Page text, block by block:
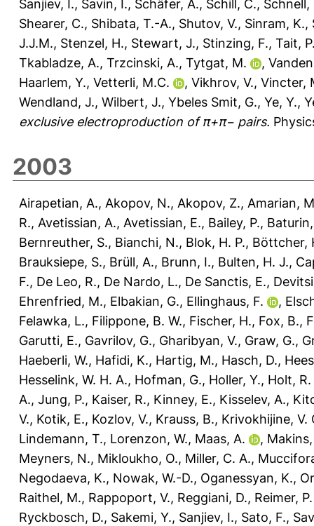
Sanjiev, I., Savin, I., Schäfer, A., Schill, C., Schnell,
Shearer, C., Shibata, T.-A., Shutov, V., Sinram, K.,
J.J.M., Stenzel, H., Stewart, J., Stinzing, F., Tait,
Tkabladze, A., Trzcinski, A., Tytgat, M. ,
Haarlem, Y., Vetterli, M.C. , Vikhrov, V., Vincter,
Wendland, J., Wilbert, J., Ybeles Smit, G., Ye, Y.,
exclusive electroproduction of π+π− pairs.
2003
Airapetian, A., Akopov, N., Akopov, Z., Amarian,
R., Avetissian, A., Avetissian, E., Bailey, P.,
Bernreuther, S., Bianchi, N., Blok, H. P., Böttcher,
Brauksiepe, S., Brüll, A., Brunn, I., Bulten, H. J.,
F., De Leo, R., De Nardo, L., De Sanctis, E.,
Ehrenfried, M., Elbakian, G., Ellinghaus, F. ,
Felawka, L., Filippone, B. W., Fischer, H., Fox, B.,
Garutti, E., Gavrilov, G., Gharibyan, V., Graw, G.,
Haeberli, W., Hafidi, K., Hartig, M., Hasch, D.,
Hesselink, W. H. A., Hofman, G., Holler, Y., Holt, R.
A., Jung, P., Kaiser, R., Kinney, E., Kisselev, A.,
V., Kotik, E., Kozlov, V., Krauss, B., Krivokhijine, V.
Lindemann, T., Lorenzon, W., Maas, A. ,
Meyners, N., Mikloukho, O., Miller, C. A.,
Negodaeva, K., Nowak, W.-D., Oganessyan, K.,
Raithel, M., Rappoport, V., Reggiani, D., Reimer, P.
Ryckbosch, D., Sakemi, Y., Sanjiev, I., Sato, F.,